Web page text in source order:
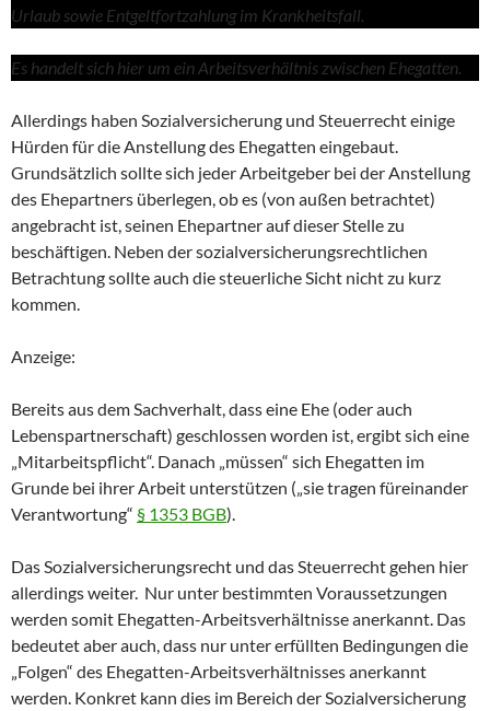
Urlaub sowie Entgeltfortzahlung im Krankheitsfall.
Es handelt sich hier um ein Arbeitsverhältnis zwischen Ehegatten.
Allerdings haben Sozialversicherung und Steuerrecht einige
Hürden für die Anstellung des Ehegatten eingebaut.
Grundsätzlich sollte sich jeder Arbeitgeber bei der Anstellung
des Ehepartners überlegen, ob es (von außen betrachtet)
angebracht ist, seinen Ehepartner auf dieser Stelle zu
beschäftigen. Neben der sozialversicherungsrechtlichen
Betrachtung sollte auch die steuerliche Sicht nicht zu kurz
kommen.
Anzeige:
Bereits aus dem Sachverhalt, dass eine Ehe (oder auch
Lebenspartnerschaft) geschlossen worden ist, ergibt sich eine
„Mitarbeitspflicht“. Danach „müssen“ sich Ehegatten im
Grunde bei ihrer Arbeit unterstützen („sie tragen füreinander
Verantwortung“ § 1353 BGB).
Das Sozialversicherungsrecht und das Steuerrecht gehen hier
allerdings weiter. Nur unter bestimmten Voraussetzungen
werden somit Ehegatten-Arbeitsverhältnisse anerkannt. Das
bedeutet aber auch, dass nur unter erfüllten Bedingungen die
„Folgen“ des Ehegatten-Arbeitsverhältnisses anerkannt
werden. Konkret kann dies im Bereich der Sozialversicherung